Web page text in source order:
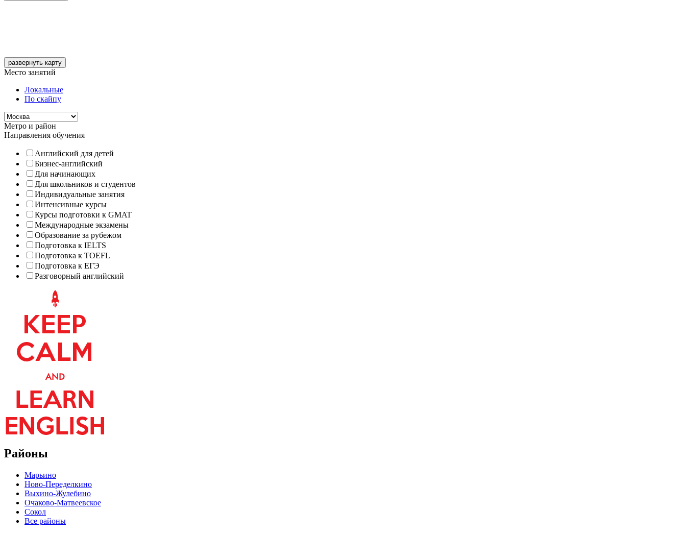
развернуть карту
Место занятий
Локальные
По скайпу
Метро и район
Направления обучения
Английский для детей
Бизнес-английский
Для начинающих
Для школьников и студентов
Индивидуальные занятия
Интенсивные курсы
Курсы подготовки к GMAT
Международные экзамены
Образование за рубежом
Подготовка к IELTS
Подготовка к TOEFL
Подготовка к ЕГЭ
Разговорный английский
Районы
Марьино
Ново-Переделкино
Выхино-Жулебино
Очаково-Матвеевское
Сокол
Все районы